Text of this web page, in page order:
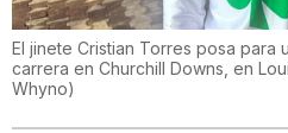
El jinete Cristian Torres posa para
carrera en Churchill Downs, en
Whyno)